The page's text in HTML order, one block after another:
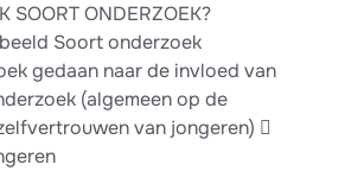
SOORT ONDERZOEK?
Soort onderzoek
gedaan naar de invloed van
(algemeen op de
van jongeren) 